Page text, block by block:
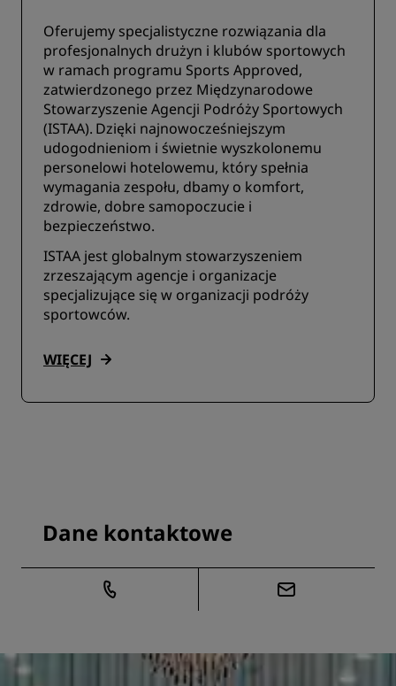
Oferujemy specjalistyczne rozwiązania dla
profesjonalnych drużyn i klubów sportowych
w ramach programu Sports Approved,
zatwierdzonego przez Międzynarodowe
Stowarzyszenie Agencji Podróży Sportowych
(ISTAA). Dzięki najnowocześniejszym
udogodnieniom i świetnie wyszkolonemu
personelowi hotelowemu, który spełnia
wymagania zespołu, dbamy o komfort,
zdrowie, dobre samopoczucie i
bezpieczeństwo.
ISTAA jest globalnym stowarzyszeniem
zrzeszającym agencje i organizacje
specjalizujące się w organizacji podróży
sportowców.
WIĘCEJ
Dane kontaktowe